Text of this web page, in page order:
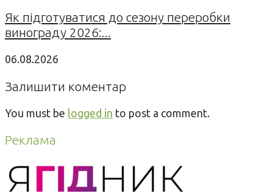
Як підготуватися до сезону переробки
винограду 2026:...
06.08.2026
Залишити коментар
You must be logged in to post a comment.
Реклама